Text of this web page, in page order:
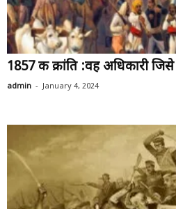
1857 की क्रांति :वह अधिकारी
admin - January 4, 2024